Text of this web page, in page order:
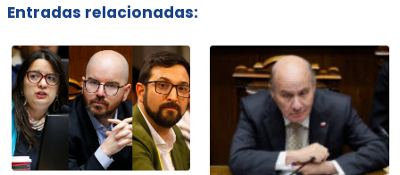
Entradas relacionadas: